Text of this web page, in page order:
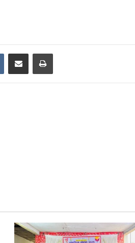
VKontakteShare via Email Print